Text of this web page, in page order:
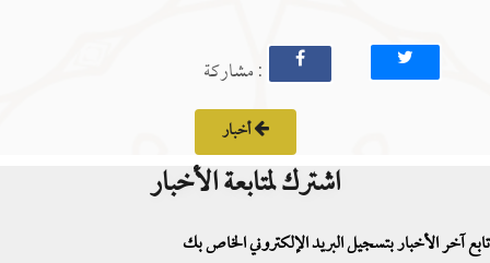
: مشاركة
أخبار
اشترك لمتابعة الأخبار
تابع آخر الأخبار بتسجيل البريد الإلكتروني الخاص بك